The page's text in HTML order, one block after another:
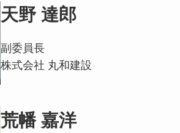
天野 達郎
副委員長
株式会社 丸和建設
荒幡 嘉洋